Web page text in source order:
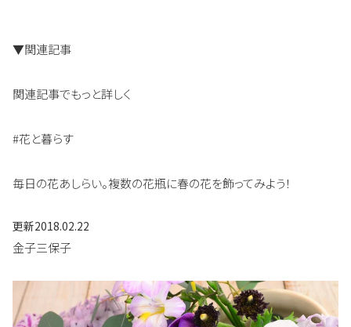
▼関連記事
関連記事でもっと詳しく
#花と暮らす
毎日の花あしらい。複数の花瓶に春の花を飾ってみよう！
更新2018.02.22
金子三保子